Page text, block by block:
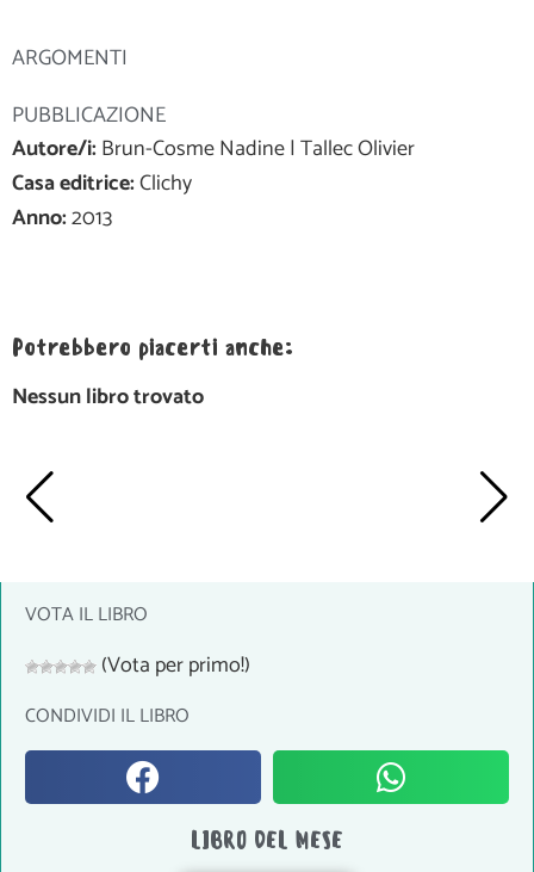
PUBBLICAZIONE
Autore/i:Brun-Cosme Nadine | Tallec Olivier
Casa editrice:Clichy
Anno:2013
ARGOMENTI
Potrebbero piacerti anche:
Nessun libro trovato
VOTA IL LIBRO
(Vota per primo!)
CONDIVIDI IL LIBRO
LIBRO DEL MESE